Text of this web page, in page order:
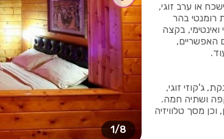
1/8
או ערב זוגי,
רומנטי בהר
בקצה
האפשריים,
ג'קוזי זוגי,
ושתיה חמה.
מסך טלוויזיה